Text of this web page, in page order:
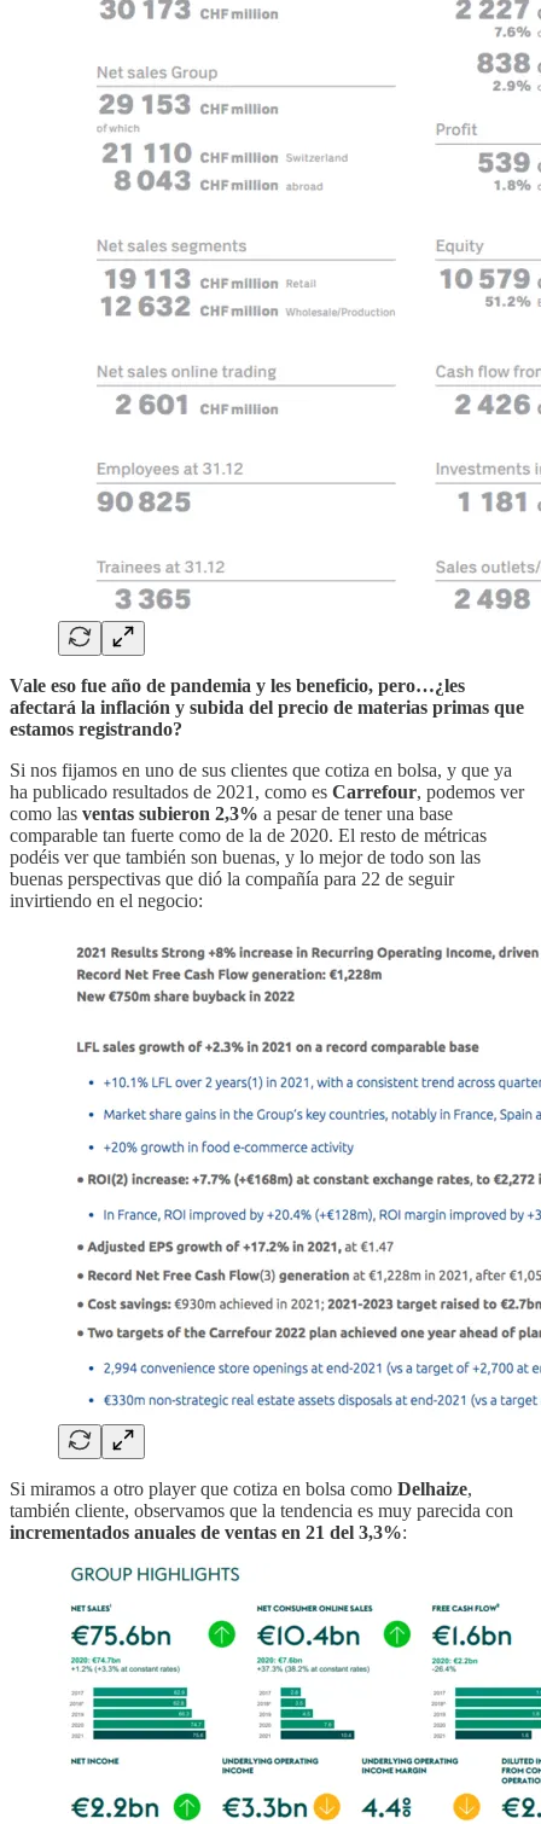
Vale eso fue año de pandemia y les beneficio, pero…¿les
afectará la inflación y subida del precio de materias primas que
estamos registrando?
Si nos fijamos en uno de sus clientes que cotiza en bolsa, y que ya
ha publicado resultados de 2021, como es Carrefour, podemos ver
como las ventas subieron 2,3% a pesar de tener una base
comparable tan fuerte como de la de 2020. El resto de métricas
podéis ver que también son buenas, y lo mejor de todo son las
buenas perspectivas que dió la compañía para 22 de seguir
invirtiendo en el negocio:
Si miramos a otro player que cotiza en bolsa como Delhaize,
también cliente, observamos que la tendencia es muy parecida con
incrementados anuales de ventas en 21 del 3,3%: